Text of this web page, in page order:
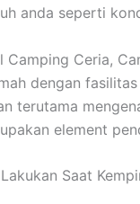
anda seperti
Camping Ceria,
dengan
terutama
element
Saat